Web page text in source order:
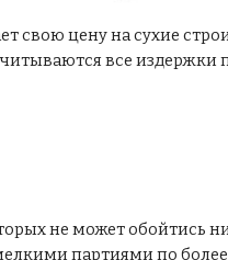
свою цену на сухие
все издержки
не может обойтись
партиями по более